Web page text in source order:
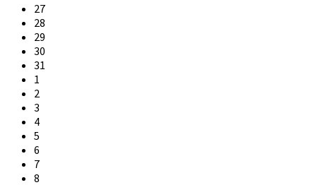
Skip
calendar
days
27
28
29
30
31
1
2
3
4
5
6
7
8